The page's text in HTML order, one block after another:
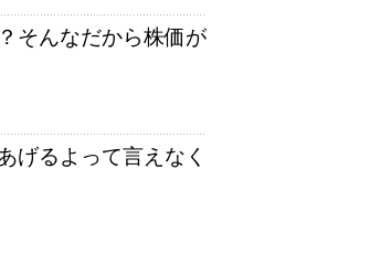
そんなだから株価が
げるよって言えなく